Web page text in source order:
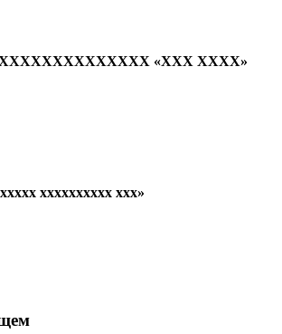
«XXX XXXX»
xxxxxxxxxx xxx»